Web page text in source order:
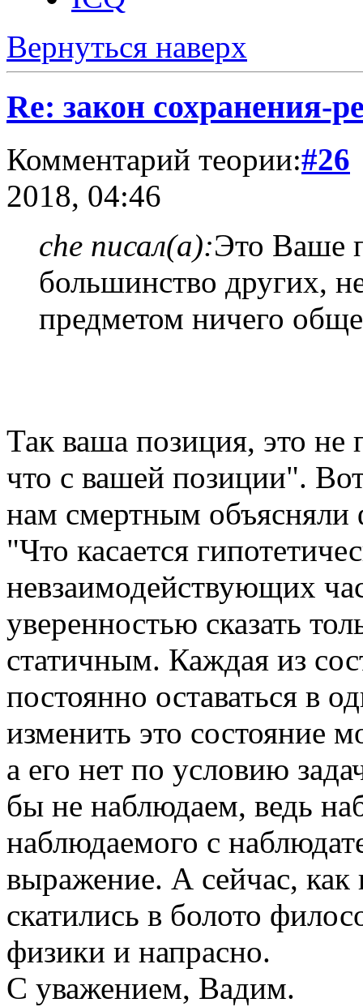
Вернуться наверх
Re: закон сохранения-
Комментарий теории:#26
2018, 04:46
che писал(а):Это Ваше
большинство других,
предметом ничего
Так ваша позиция, это
что с вашей позиции".
нам смертным объясняли
"Что касается
невзаимодействующих
уверенностью сказать
статичным. Каждая из
постоянно оставаться в
изменить это состояние
а его нет по условию
бы не наблюдаем, ведь
наблюдаемого с
выражение. А сейчас,
скатились в болото
физики и напрасно.
С уважением, Вадим.